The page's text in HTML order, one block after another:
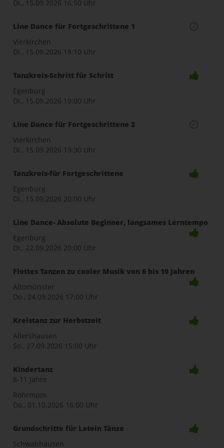
Di., 15.09.2026 16:50 Uhr
Line Dance für Fortgeschrittene 1
Vierkirchen
Di., 15.09.2026 18:10 Uhr
Tanzkreis-Schritt für Schritt
Egenburg
Di., 15.09.2026 19:00 Uhr
Line Dance für Fortgeschrittene 2
Vierkirchen
Di., 15.09.2026 19:30 Uhr
Tanzkreis-für Fortgeschrittene
Egenburg
Di., 15.09.2026 20:00 Uhr
Line Dance- Absolute Beginner, langsames Lerntempo
Egenburg
Di., 22.09.2026 20:00 Uhr
Flottes Tanzen zu cooler Musik von 6 bis 10 Jahren
Altomünster
Do., 24.09.2026 17:00 Uhr
Kreistanz zur Herbstzeit
Allershausen
So., 27.09.2026 15:00 Uhr
Kindertanz
8-11 Jahre
Röhrmoos
Do., 01.10.2026 16:00 Uhr
Grundschritte für Latein Tänze
Schwabhausen